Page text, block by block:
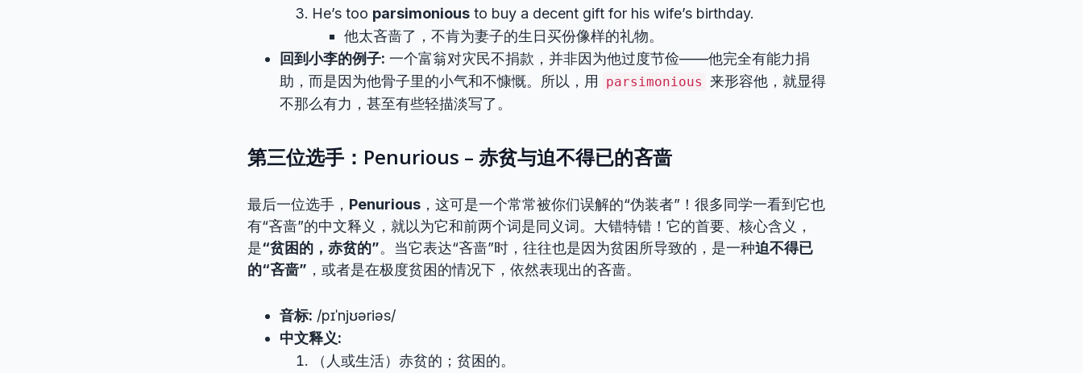
He’s too parsimonious to buy a decent gift for his wife’s birthday.
他太吝啬了，不肯为妻子的生日买份像样的礼物。
回到小李的例子: 一个富翁对灾民不捐款，并非因为他过度节俭——他完全有能力捐
助，而是因为他骨子里的小气和不慷慨。所以，用
parsimonious 来形容他，就显得
不那么有力，甚至有些轻描淡写了。
第三位选手：Penurious – 赤贫与迫不得已的吝啬
最后一位选手， Penurious ，这可是一个常常被你们误解的“伪装者”！很多同学一看到它也
有“吝啬”的中文释义，就以为它和前两个词是同义词。大错特错！它的首要、核心含义，
是“贫困的，赤贫的”。当它表达“吝啬”时，往往也是因为贫困所导致的，是一种迫不得已
的“吝啬” ，或者是在极度贫困的情况下，依然表现出的吝啬。
音标: /pɪˈnjʊəriəs/
中文释义:
（人或生活）赤贫的；贫困的。